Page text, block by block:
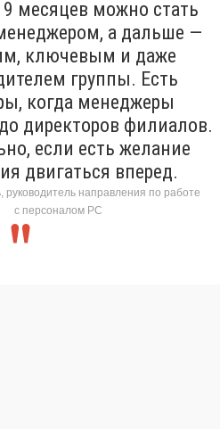
9 месяцев можно стать
а дальше —
ключевым и даже
группы. Есть
когда менеджеры
директоров филиалов.
если есть желание
двигаться вперед.
направления по работе
с персоналом РС